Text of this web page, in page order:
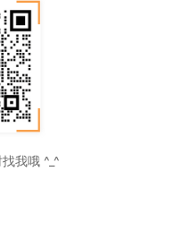
我哦 ^_^